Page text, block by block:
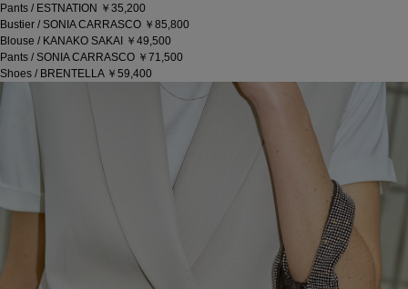
Pants / ESTNATION ￥35,200
Bustier / SONIA CARRASCO ￥85,800
Blouse / KANAKO SAKAI ￥49,500
Pants / SONIA CARRASCO ￥71,500
Shoes / BRENTELLA ￥59,400